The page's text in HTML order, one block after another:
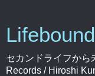
セカンドライフから
Records / Hiroshi